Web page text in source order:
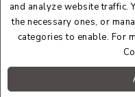
and analyze website traffic.
the necessary ones, or
categories to enable. For
Ci